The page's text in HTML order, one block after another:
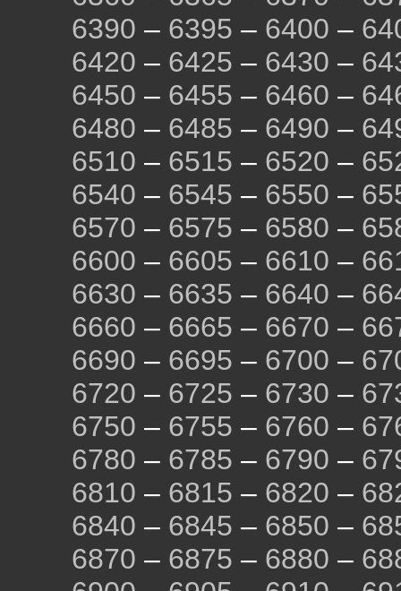
6390 – 6395 – 6400 –
6420 – 6425 – 6430 –
6450 – 6455 – 6460 –
6480 – 6485 – 6490 –
6510 – 6515 – 6520 –
6540 – 6545 – 6550 –
6570 – 6575 – 6580 –
6600 – 6605 – 6610 –
6630 – 6635 – 6640 –
6660 – 6665 – 6670 –
6690 – 6695 – 6700 –
6720 – 6725 – 6730 –
6750 – 6755 – 6760 –
6780 – 6785 – 6790 –
6810 – 6815 – 6820 –
6840 – 6845 – 6850 –
6870 – 6875 – 6880 –